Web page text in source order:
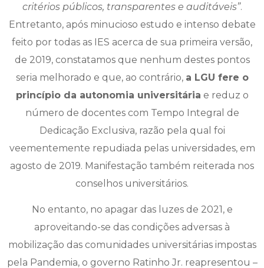
critérios públicos, transparentes e auditáveis”.
Entretanto, após minucioso estudo e intenso debate
feito por todas as IES acerca de sua primeira versão,
de 2019, constatamos que nenhum destes pontos
seria melhorado e que, ao contrário, a LGU fere o
princípio da autonomia universitária e reduz o
número de docentes com Tempo Integral de
Dedicação Exclusiva, razão pela qual foi
veementemente repudiada pelas universidades, em
agosto de 2019. Manifestação também reiterada nos
conselhos universitários.
No entanto, no apagar das luzes de 2021, e
aproveitando-se das condições adversas à
mobilização das comunidades universitárias impostas
pela Pandemia, o governo Ratinho Jr. reapresentou –